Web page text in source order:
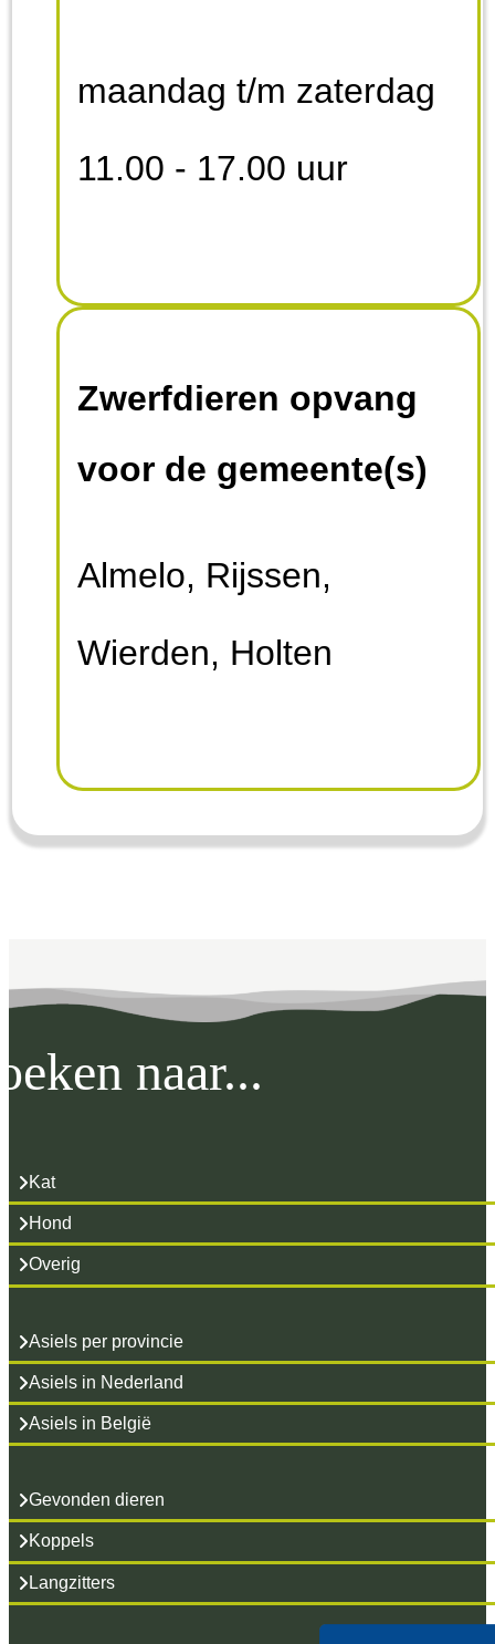
maandag t/m zaterdag
11.00 - 17.00 uur
Zwerfdieren opvang
voor de gemeente(s)
Almelo, Rijssen,
Wierden, Holten
naar...
Kat
Hond
Overig
Asiels per provincie
Asiels in Nederland
Asiels in België
Gevonden dieren
Koppels
Langzitters